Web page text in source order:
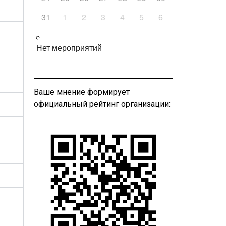
31
1 2 3 4 5 6
Нет мероприятий
Ваше мнение формирует
официальный рейтинг организации: